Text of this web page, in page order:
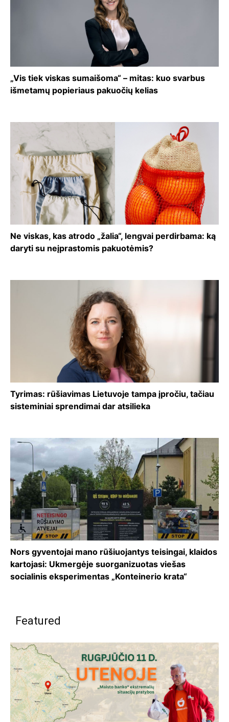
„Vis tiek viskas sumaišoma“ – mitas: kuo svarbus
išmetamų popieriaus pakuočių kelias
Ne viskas, kas atrodo „žalia“, lengvai perdirbama: ką
daryti su neįprastomis pakuotėmis?
Tyrimas: rūšiavimas Lietuvoje tampa įpročiu, tačiau
sisteminiai sprendimai dar atsilieka
Nors gyventojai mano rūšiuojantys teisingai, klaidos
kartojasi: Ukmergėje suorganizuotas viešas
socialinis eksperimentas „Konteinerio krata“
Featured